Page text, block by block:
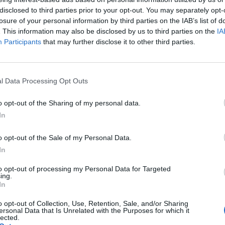
to third parties prior to your opt-out. You may separately
of your personal information by third parties on the IAB’s list of
This information may also be disclosed by us to third parties on the
Participants that may further disclose it to other third parties.
Data Processing Opt Outs
opt-out of the Sharing of my personal data.
opt-out of the Sale of my Personal Data.
opt-out of processing my Personal Data for Targeted
opt-out of Collection, Use, Retention, Sale, and/or Sharing
Data that Is Unrelated with the Purposes for which it
államkötvények - 5 és 10 éves - iránt megcsappant
óta, a hozamok a tegnapi másodpiaci
az aukció átlaghozamokhoz viszonyítva viszont
beszélhetünk. A 3 éves lejáratú államkötvény
kereslet mellett 5,83%-os átlaghozam alakult ki az
a két héttel ezelőttihez képest 15 bázisponttal csökkent,
portfolio.hu hírarchívumához tartozik, melynek olvasása
tartalmazza:
cikkarchívum